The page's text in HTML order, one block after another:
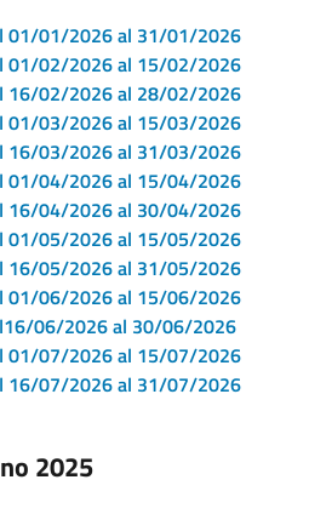
01/01/2026 al 31/01/2026
01/02/2026 al 15/02/2026
16/02/2026 al 28/02/2026
01/03/2026 al 15/03/2026
16/03/2026 al 31/03/2026
01/04/2026 al 15/04/2026
16/04/2026 al 30/04/2026
01/05/2026 al 15/05/2026
16/05/2026 al 31/05/2026
01/06/2026 al 15/06/2026
06/2026 al 30/06/2026
01/07/2026 al 15/07/2026
16/07/2026 al 31/07/2026
2025